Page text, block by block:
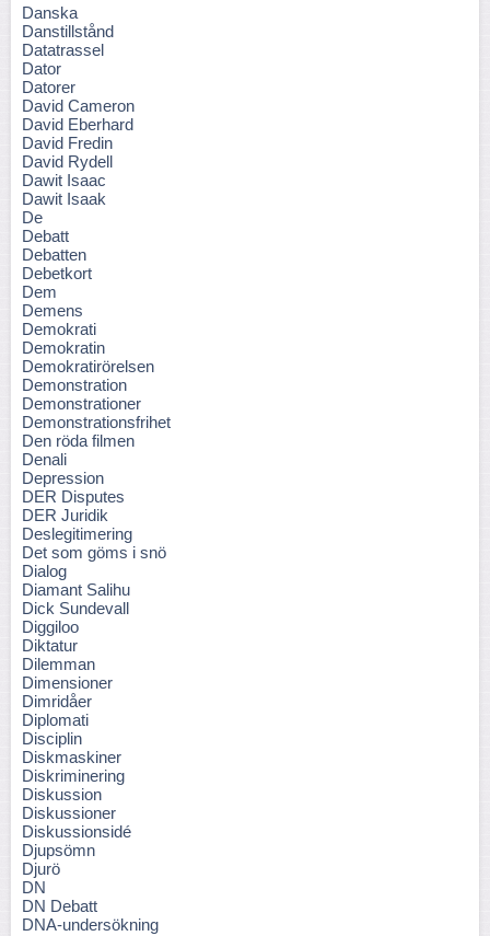
Danska
Danstillstånd
Datatrassel
Dator
Datorer
David Cameron
David Eberhard
David Fredin
David Rydell
Dawit Isaac
Dawit Isaak
De
Debatt
Debatten
Debetkort
Dem
Demens
Demokrati
Demokratin
Demokratirörelsen
Demonstration
Demonstrationer
Demonstrationsfrihet
Den röda filmen
Denali
Depression
DER Disputes
DER Juridik
Deslegitimering
Det som göms i snö
Dialog
Diamant Salihu
Dick Sundevall
Diggiloo
Diktatur
Dilemman
Dimensioner
Dimridåer
Diplomati
Disciplin
Diskmaskiner
Diskriminering
Diskussion
Diskussioner
Diskussionsidé
Djupsömn
Djurö
DN
DN Debatt
DNA-undersökning